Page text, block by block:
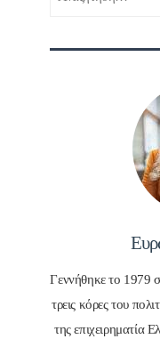
Γεννήθηκε το 1979
τρεις κόρες του
της επιχειρηματία